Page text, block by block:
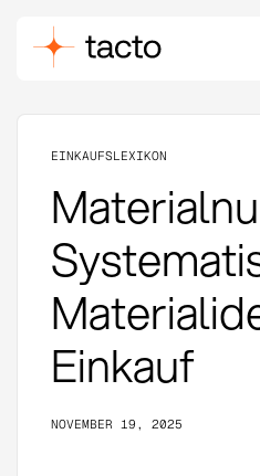
EINKAUFSLEXIKON
Einkauf
NOVEMBER 19, 2025